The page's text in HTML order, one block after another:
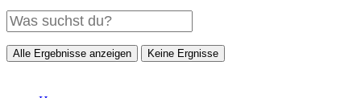
Alle Ergebnisse anzeigen Keine Ergnisse